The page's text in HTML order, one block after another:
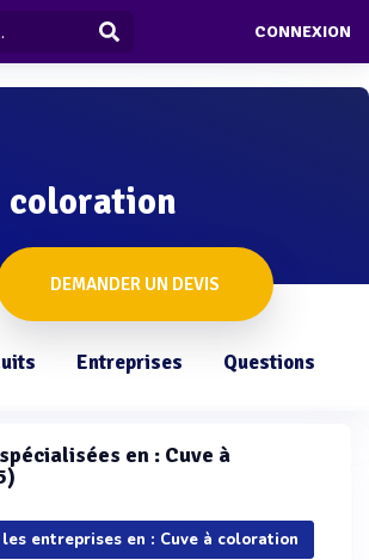
CONNEXION
coloration
DEMANDER UN DEVIS
Entreprises Questions
en : Cuve à
entreprises en : Cuve à coloration